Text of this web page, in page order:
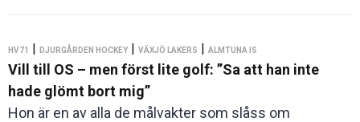
HV71 | DJURGÅRDEN HOCKEY | VÄXJÖ LAKERS | ALMTUNA IS
Vill till OS – men först lite golf: ”Sa att han inte
hade glömt bort mig”
Hon är en av alla de målvakter som slåss om